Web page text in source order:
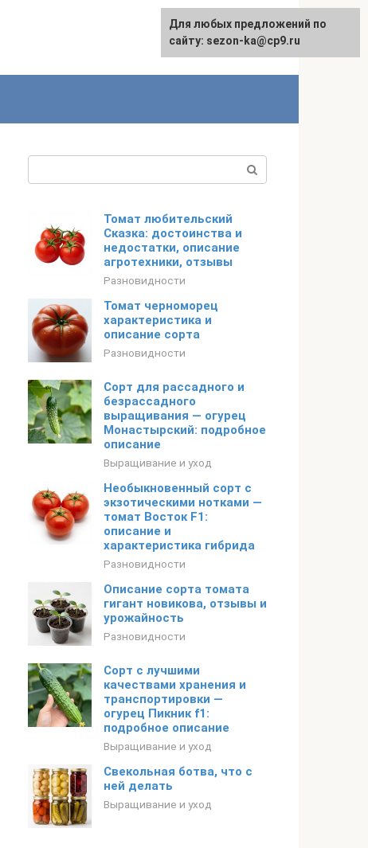
Томат любительский
Сказка: достоинства и
недостатки, описание
агротехники, отзывы
Разновидности
Томат черноморец
характеристика и
описание сорта
Разновидности
Сорт для рассадного и
безрассадного
выращивания — огурец
Монастырский: подробное
описание
Выращивание и уход
Необыкновенный сорт с
экзотическими нотками —
томат Восток F1:
описание и
характеристика гибрида
Разновидности
Описание сорта томата
гигант новикова, отзывы и
урожайность
Разновидности
Сорт с лучшими
качествами хранения и
транспортировки —
огурец Пикник f1:
подробное описание
Выращивание и уход
Свекольная ботва, что с
ней делать
Выращивание и уход
Для любых предложений по
сайту: sezon-ka@cp9.ru